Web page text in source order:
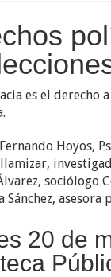
es el
Hoyos,
sociólogo
Sánchez,
20 de